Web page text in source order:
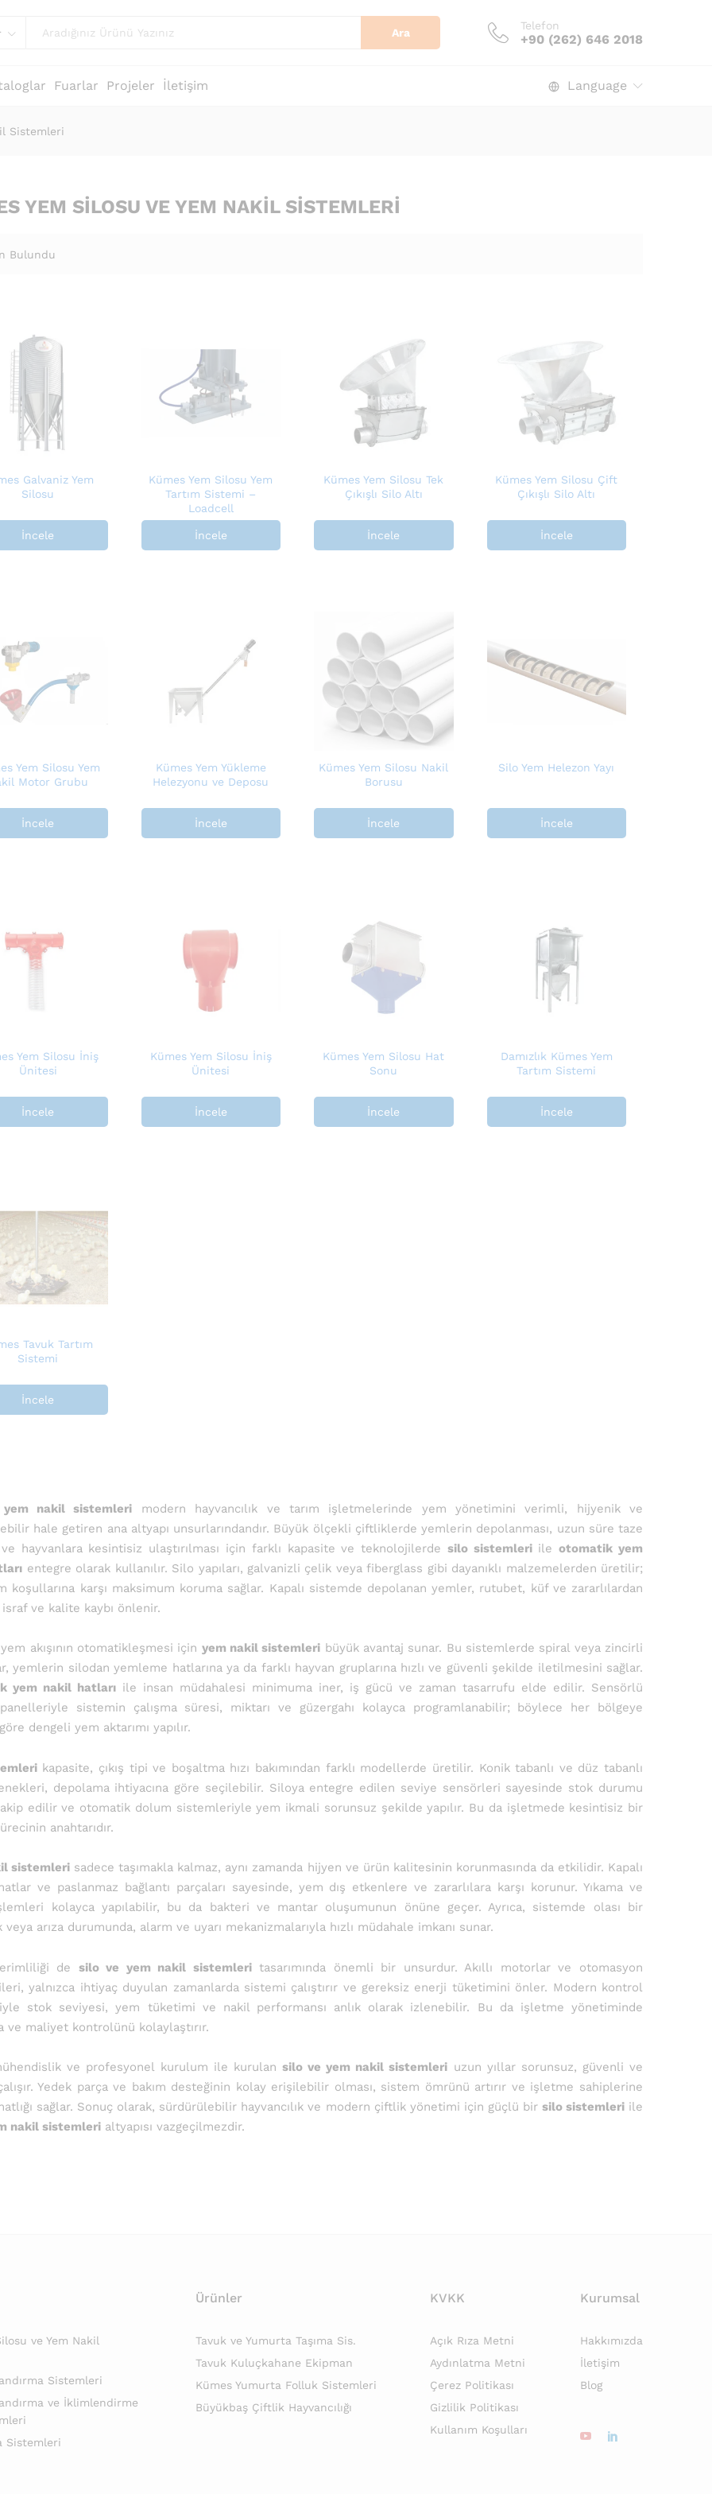
Ara
Telefon
+90 (262) 646 2018
Fuarlar Projeler İletişim Language
Sistemleri
YEM SILOSU VE YEM NAKIL SISTEMLERI
Bulundu
Galvaniz Yem
Silosu
İncele
Kümes Yem Silosu Yem
Tartım Sistemi –
Loadcell
İncele
Kümes Yem Silosu Tek
Çıkışlı Silo Altı
İncele
Kümes Yem Silosu Çift
Çıkışlı Silo Altı
İncele
Yem Silosu Yem
Motor Grubu
İncele
Kümes Yem Yükleme
Helezyonu ve Deposu
İncele
Kümes Yem Silosu Nakil
Borusu
İncele
Silo Yem Helezon Yayı
İncele
Yem Silosu İniş
Ünitesi
İncele
Kümes Yem Silosu İniş
Ünitesi
İncele
Kümes Yem Silosu Hat
Sonu
İncele
Damızlık Kümes Yem
Tartım Sistemi
İncele
Tavuk Tartım
Sistemi
İncele
nakil sistemleri modern hayvancılık ve tarım işletmelerinde yem yönetimini verimli, hijyenik ve
hale getiren ana altyapı unsurlarındandır. Büyük ölçekli çiftliklerde yemlerin depolanması, uzun süre taze
ve hayvanlara kesintisiz ulaştırılması için farklı kapasite ve teknolojilerde silo sistemleriileotomatik yem
entegre olarak kullanılır. Silo yapıları, galvanizli çelik veya fiberglass gibi dayanıklı malzemelerden üretilir;
koşullarına karşı maksimum koruma sağlar. Kapalı sistemde depolanan yemler, rutubet, küf ve zararlılardan
ve kalite kaybı önlenir.
akışının otomatikleşmesi için yem nakil sistemleri büyük avantaj sunar. Bu sistemlerde spiral veya zincirli
yemlerin silodan yemleme hatlarına ya da farklı hayvan gruplarına hızlı ve güvenli şekilde iletilmesini sağlar.
yem nakil hatları ile insan müdahalesi minimuma iner, iş gücü ve zaman tasarrufu elde edilir. Sensörlü
sistemin çalışma süresi, miktarı ve güzergahı kolayca programlanabilir; böylece her bölgeye
dengeli yem aktarımı yapılır.
kapasite, çıkış tipi ve boşaltma hızı bakımından farklı modellerde üretilir. Konik tabanlı ve düz tabanlı
depolama ihtiyacına göre seçilebilir. Siloya entegre edilen seviye sensörleri sayesinde stok durumu
edilir ve otomatik dolum sistemleriyle yem ikmali sorunsuz şekilde yapılır. Bu da işletmede kesintisiz bir
anahtarıdır.
sistemleri sadece taşımakla kalmaz, aynı zamanda hijyen ve ürün kalitesinin korunmasında da etkilidir. Kapalı
hatlar ve paslanmaz bağlantı parçaları sayesinde, yem dış etkenlere ve zararlılara karşı korunur. Yıkama ve
kolayca yapılabilir, bu da bakteri ve mantar oluşumunun önüne geçer. Ayrıca, sistemde olası bir
veya arıza durumunda, alarm ve uyarı mekanizmalarıyla hızlı müdahale imkanı sunar.
de silo ve yem nakil sistemleritasarımında önemli bir unsurdur. Akıllı motorlar ve otomasyon
yalnızca ihtiyaç duyulan zamanlarda sistemi çalıştırır ve gereksiz enerji tüketimini önler. Modern kontrol
stok seviyesi, yem tüketimi ve nakil performansı anlık olarak izlenebilir. Bu da işletme yönetiminde
ve maliyet kontrolünü kolaylaştırır.
ve profesyonel kurulum ile kurulan silo ve yem nakil sistemleri uzun yıllar sorunsuz, güvenli ve
Yedek parça ve bakım desteğinin kolay erişilebilir olması, sistem ömrünü artırır ve işletme sahiplerine
sağlar. Sonuç olarak, sürdürülebilir hayvancılık ve modern çiftlik yönetimi için güçlü bir silo sistemleriile
nakil sistemleri altyapısı vazgeçilmezdir.
ve Yem Nakil
Sistemleri
ve İklimlendirme
Sistemleri
Ürünler
Tavuk ve Yumurta Taşıma Sis.
Tavuk Kuluçkahane Ekipman
Kümes Yumurta Folluk Sistemleri
Büyükbaş Çiftlik Hayvancılığı
KVKK
Açık Rıza Metni
Aydınlatma Metni
Çerez Politikası
Gizlilik Politikası
Kullanım Koşulları
Kurumsal
Hakkımızda
İletişim
Blog